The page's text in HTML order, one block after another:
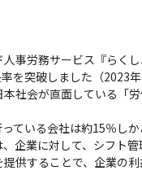
事労務サービス『らく
を突破しました（2023年
社会が直面している「
ている会社は約15％し
企業に対して、シフト
供することで、企業の